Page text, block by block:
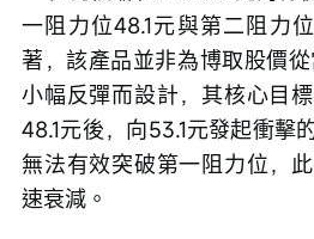
一阻力位48.1元與第二阻力
著，該產品並非為博取股價從
小幅反彈而設計，其核心目
48.1元後，向53.1元發起衝擊
無法有效突破第一阻力位，
速衰減。